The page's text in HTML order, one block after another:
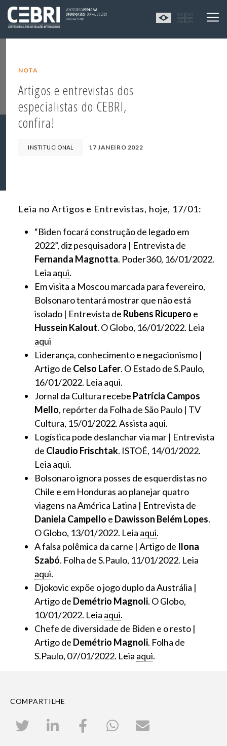
NOTA
Artigos e entrevistas dos
especialistas do CEBRI,
confira!
INSTITUCIONAL 17 JANEIRO 2022
Leia no Artigos e Entrevistas, hoje, 17/01:
“Biden focará construção de legado em
2022”, diz pesquisadora | Entrevista de
Fernanda Magnotta. Poder360, 16/01/2022.
Leia aqui.
Em visita a Moscou marcada para fevereiro,
Bolsonaro tentará mostrar que não está
isolado | Entrevista de Rubens Ricupero e
Hussein Kalout. O Globo, 16/01/2022. Leia
aqui
Liderança, conhecimento e negacionismo |
Artigo de Celso Lafer. O Estado de S.Paulo,
16/01/2022. Leia aqui.
Jornal da Cultura recebe Patrícia Campos
Mello, repórter da Folha de São Paulo | TV
Cultura, 15/01/2022. Assista aqui.
Logística pode deslanchar via mar | Entrevista
de Claudio Frischtak. ISTOÉ, 14/01/2022.
Leia aqui.
Bolsonaro ignora posses de esquerdistas no
Chile e em Honduras ao planejar quatro
viagens na América Latina | Entrevista de
Daniela Campello e Dawisson Belém Lopes.
O Globo, 13/01/2022. Leia aqui.
A falsa polêmica da carne | Artigo de Ilona
Szabó. Folha de S.Paulo, 11/01/2022. Leia
aqui.
Djokovic expõe o jogo duplo da Austrália |
Artigo de Demétrio Magnoli. O Globo,
10/01/2022. Leia aqui.
Chefe de diversidade de Biden e o resto |
Artigo de Demétrio Magnoli. Folha de
S.Paulo, 07/01/2022. Leia aqui.
COMPARTILHE